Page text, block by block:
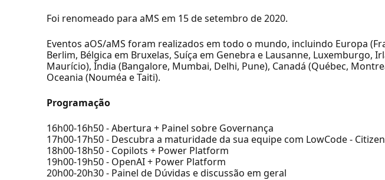
Foi renomeado para aMS em 15 de setembro de 2020.
Eventos aOS/aMS foram realizados em todo o mundo, incluindo Europa
Berlim, Bélgica em Bruxelas, Suíça em Genebra e Lausanne, Luxemburgo,
Maurício), Índia (Bangalore, Mumbai, Delhi, Pune), Canadá (Québec,
Oceania (Nouméa e Taiti).
Programação
16h00-16h50 - Abertura + Painel sobre Governança
17h00-17h50 - Descubra a maturidade da sua equipe com LowCode -
18h00-18h50 - Copilots + Power Platform
19h00-19h50 - OpenAI + Power Platform
20h00-20h30 - Painel de Dúvidas e discussão em geral